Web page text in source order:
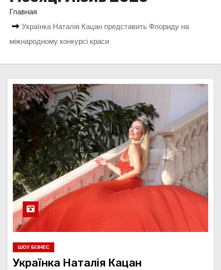
Главная
Українка Наталія Кацан представить Флориду на
міжнародному конкурсі краси
ШОУ БІЗНЕС
Українка Наталія Кацан